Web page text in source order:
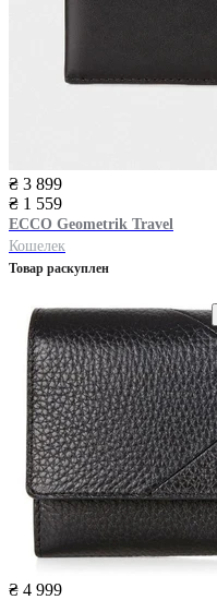
₴ 3 899
₴ 1 559
ECCO Geometrik Travel
Кошелек
Товар раскуплен
₴ 4 999